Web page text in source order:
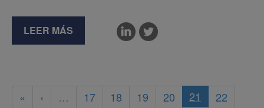
LEER MÁS
« ‹ … 17 18 19 20 21
22